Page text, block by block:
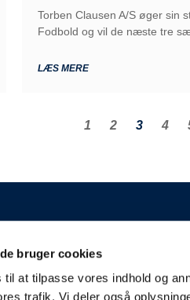
bruger cookies
til at tilpasse vores indhold og
trafik. Vi deler også
Torben Clausen A/S øger sin
Fodbold og vil de næste tre
LÆS MERE
1 2 3 4
6100 Haderslev